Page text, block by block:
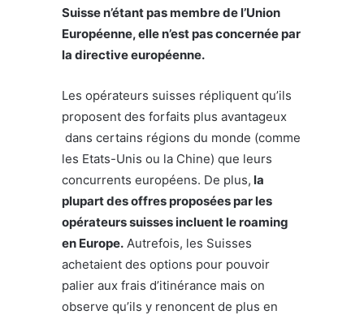
Suisse n’étant pas membre de l’Union
Européenne, elle n’est pas concernée par
la directive européenne.
Les opérateurs suisses répliquent qu’ils
proposent des forfaits plus avantageux
dans certains régions du monde (comme
les Etats-Unis ou la Chine) que leurs
concurrents européens. De plus, la
plupart des offres proposées par les
opérateurs suisses incluent le roaming
en Europe. Autrefois, les Suisses
achetaient des options pour pouvoir
palier aux frais d’itinérance mais on
observe qu’ils y renoncent de plus en